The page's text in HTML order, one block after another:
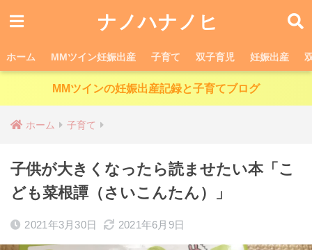
ナノハナノヒ
ホーム MMツイン妊娠出産 子育て 双子育児 妊娠出産
MMツインの妊娠出産記録と子育てブログ
ホーム 子育て
子供が大きくなったら読ませたい本「こ
ども菜根譚（さいこんたん）」
2021年3月30日 2021年6月9日